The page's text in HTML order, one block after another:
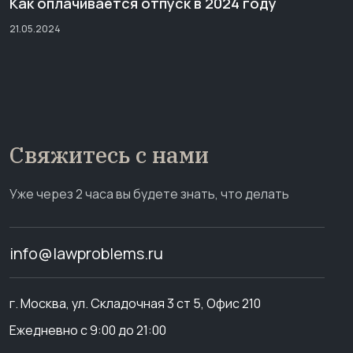
21.05.2024
Свяжитесь с нами
Уже через 2 часа вы будете знать, что делать
info@lawproblems.ru
г. Москва, ул. Складочная 3 ст 5, Офис 210
Ежедневно с 9:00 до 21:00